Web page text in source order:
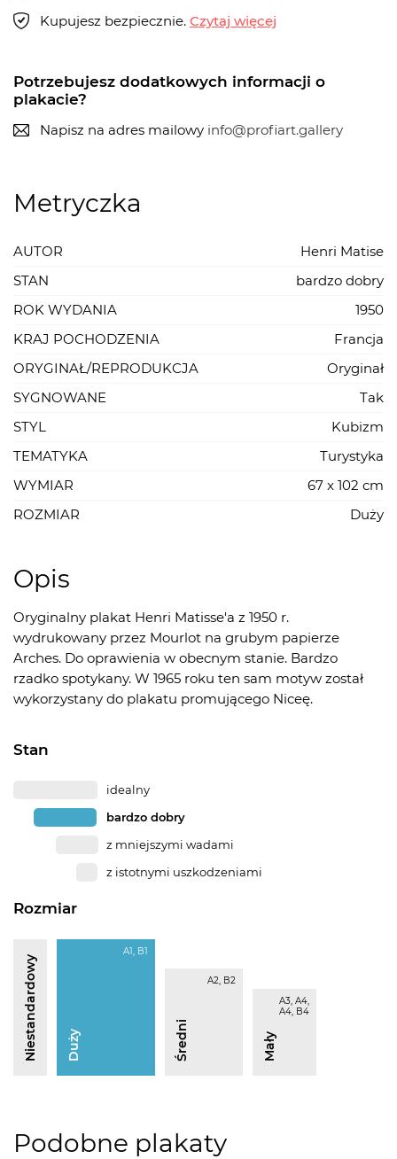
Kupujesz bezpiecznie. Czytaj więcej
Potrzebujesz dodatkowych informacji o
plakacie?
Napisz na adres mailowy info@profiart.gallery
Metryczka
AUTOR
Henri Matise
STAN
bardzo dobry
ROK WYDANIA
1950
KRAJ POCHODZENIA
Francja
ORYGINAŁ/REPRODUKCJA
Oryginał
SYGNOWANE
Tak
STYL
Kubizm
TEMATYKA
Turystyka
WYMIAR
67 x 102 cm
ROZMIAR
Duży
Opis
Oryginalny plakat Henri Matisse'a z 1950 r.
wydrukowany przez Mourlot na grubym papierze
Arches. Do oprawienia w obecnym stanie. Bardzo
rzadko spotykany. W 1965 roku ten sam motyw został
wykorzystany do plakatu promującego Niceę.
Stan
idealny
bardzo dobry
z mniejszymi wadami
z istotnymi uszkodzeniami
Rozmiar
Podobne plakaty